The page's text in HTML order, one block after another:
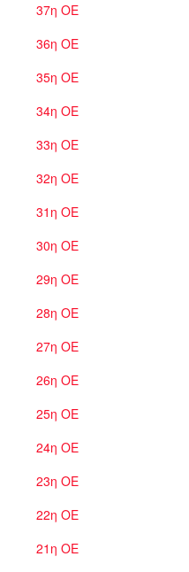
37η ΟΕ
36η ΟΕ
35η ΟΕ
34η ΟΕ
33η ΟΕ
32η ΟΕ
31η ΟΕ
30η ΟΕ
29η ΟΕ
28η ΟΕ
27η ΟΕ
26η ΟΕ
25η ΟΕ
24η ΟΕ
23η ΟΕ
22η ΟΕ
21η ΟΕ